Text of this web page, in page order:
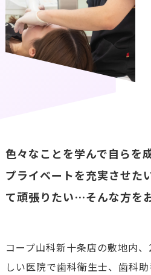
色々なことを学んで自らを
プライベートを充実させたい
て頑張りたい…そんな方を
コープ山科新十条店の敷地内
しい医院で歯科衛生士、歯科